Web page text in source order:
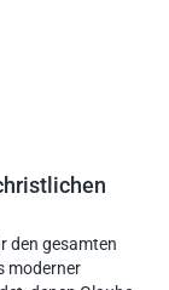
den gesamten
moderner